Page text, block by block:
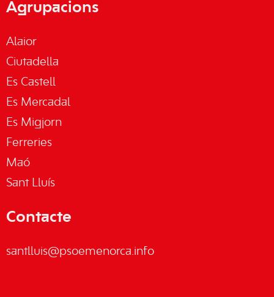
Agrupacions
Alaior
Ciutadella
Es Castell
Es Mercadal
Es Migjorn
Ferreries
Maó
Sant Lluís
Contacte
santlluis@psoemenorca.info